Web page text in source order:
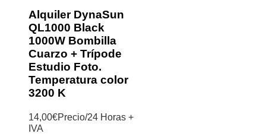
Alquiler DynaSun
QL1000 Black
1000W Bombilla
Cuarzo + Trípode
Estudio Foto.
Temperatura color
3200 K
14,00€Precio/24 Horas +
IVA